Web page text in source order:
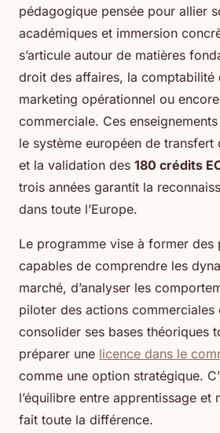
pédagogique pensée pour allier
académiques et immersion
s’articule autour de matières
droit des affaires, la comptabilité
marketing opérationnel ou
commerciale. Ces
le système européen de transfert
et la validation des 180 crédits
trois années garantit la
dans toute l’Europe.
Le programme vise à former des
capables de comprendre les
marché, d’analyser les
piloter des actions commerciales
consolider ses bases théoriques
préparer une licence dans le
comme une option stratégique.
l’équilibre entre apprentissage et
fait toute la différence.